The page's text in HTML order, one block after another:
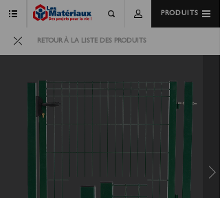
PRODUITS
RETOUR À LA LISTE DES PRODUITS